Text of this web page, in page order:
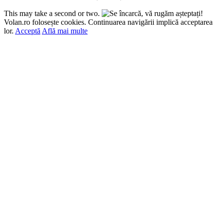
This may take a second or two.
Volan.ro folosește cookies. Continuarea navigării implică acceptarea
lor. Acceptă Află mai multe